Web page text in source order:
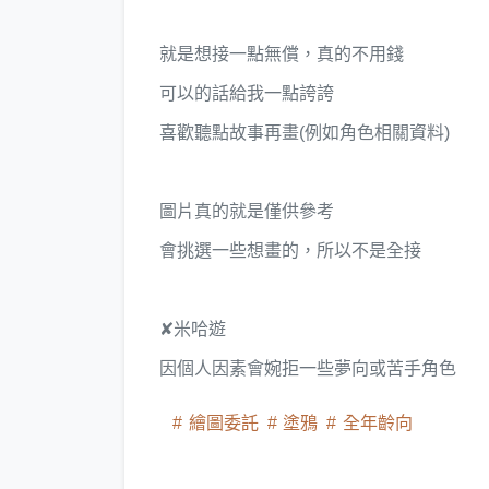
就是想接一點無償，真的不用錢
可以的話給我一點誇誇
喜歡聽點故事再畫(例如角色相關資料)
圖片真的就是僅供參考
會挑選一些想畫的，所以不是全接
✘米哈遊
因個人因素會婉拒一些夢向或苦手角色
繪圖委託 塗鴉 全年齡向